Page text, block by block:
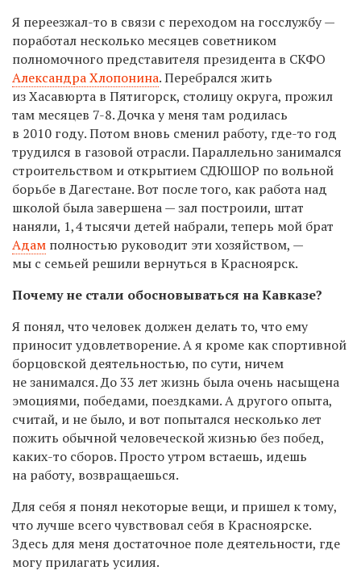
Я переезжал-то в связи с переходом на госслужбу —
поработал несколько месяцев советником
полномочного представителя президента в СКФО
Александра Хлопонина. Перебрался жить
из Хасавюрта в Пятигорск, столицу округа, прожил
там месяцев 7-8.Дочка у меня там родилась
в 2010 году. Потом вновь сменил работу, где-то год
трудился в газовой отрасли. Параллельно занимался
строительством и открытием СДЮШОР по вольной
борьбе в Дагестане. Вот после того, как работа над
школой была завершена — зал построили, штат
наняли, 1,4 тысячи детей набрали, теперь мой брат
Адам полностью руководит эти хозяйством, —
мы с семьей решили вернуться в Красноярск.
Почему не стали обосновываться на Кавказе?
Я понял, что человек должен делать то, что ему
приносит удовлетворение. А я кроме как спортивной
борцовской деятельностью, по сути, ничем
не занимался. До 33 лет жизнь была очень насыщена
эмоциями, победами, поездками. А другого опыта,
считай, и не было, и вот попытался несколько лет
пожить обычной человеческой жизнью без побед,
каких-то сборов. Просто утром встаешь, идешь
на работу, возвращаешься.
Для себя я понял некоторые вещи, и пришел к тому,
что лучше всего чувствовал себя в Красноярске.
Здесь для меня достаточное поле деятельности, где
могу прилагать усилия.